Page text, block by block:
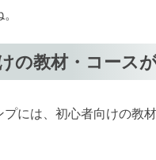
の教材・コース
プには、初心者向けの教